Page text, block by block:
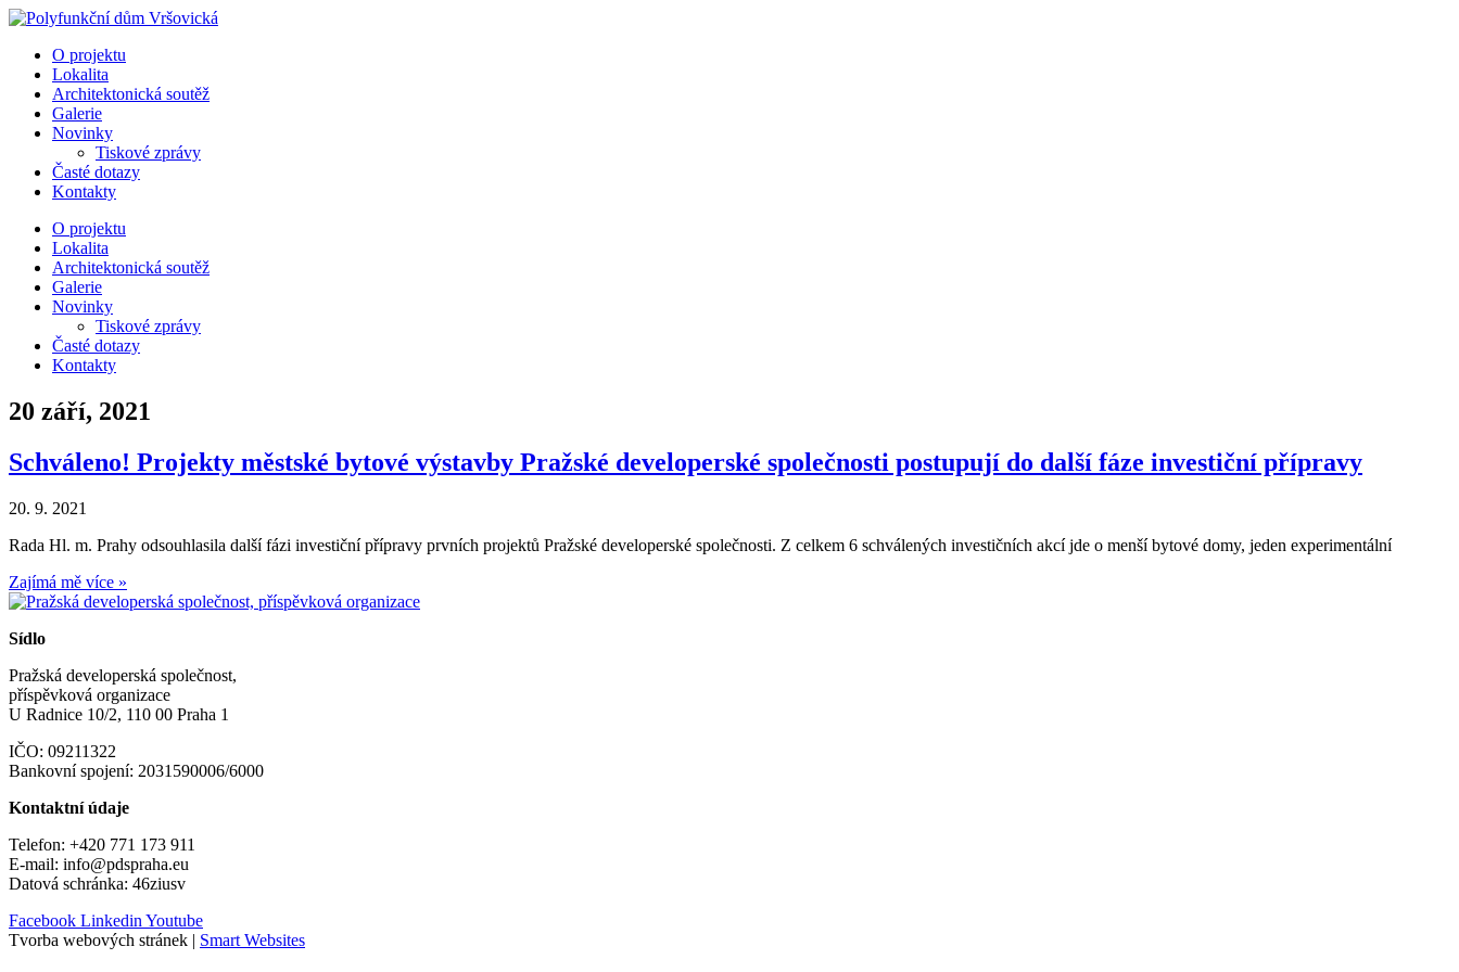
Přejít
obsahuO projektu
Lokalita
Architektonická soutěž
Galerie
Novinky
Tiskové zprávy
Časté dotazy
Kontakty
O projektu
Lokalita
Architektonická soutěž
Galerie
Novinky
Tiskové zprávy
Časté dotazy
Kontakty
20 září, 2021
Schváleno! Projekty městské bytové výstavby Pražské developerské společnosti postupují do další fáze investiční přípravy
20. 9. 2021
Rada Hl. m. Prahy odsouhlasila další fázi investiční přípravy prvních projektů Pražské developerské společnosti. Z celkem 6 schválených investičních akcí jde o menší bytové domy, jeden experimentální
Zajímá mě více »
Sídlo
Pražská developerská společnost,
příspěvková organizace
U Radnice 10/2, 110 00 Praha 1
IČO: 09211322
Bankovní spojení: 2031590006/6000
Kontaktní údaje
Telefon: +420 771 173 911
E-mail: info@pdspraha.eu
Datová schránka: 46ziusv
Facebook Linkedin Youtube
Tvorba webových stránek | Smart Websites